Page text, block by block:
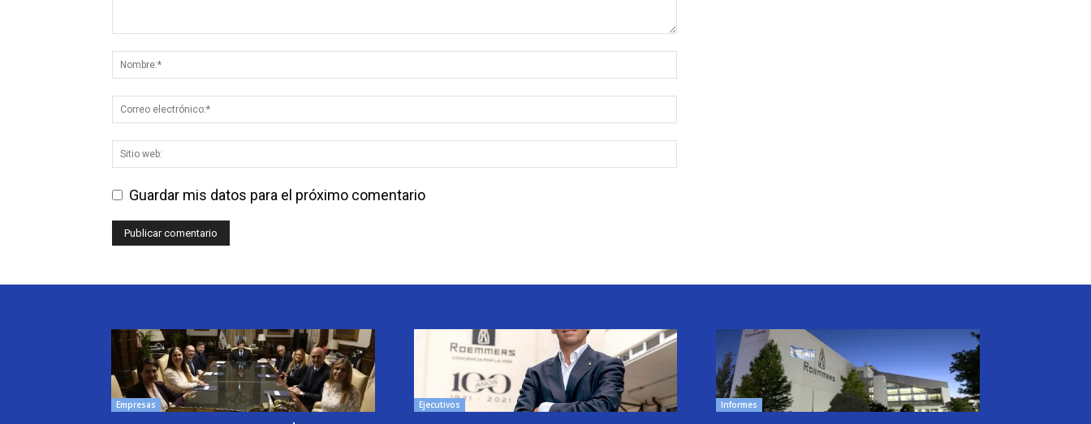
Guardar mis datos para el próximo comentario
Empresas Ejecutivos Informes